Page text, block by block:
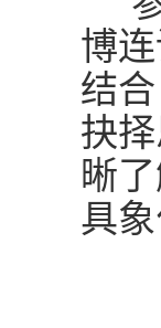
博
结
抉
晰
具